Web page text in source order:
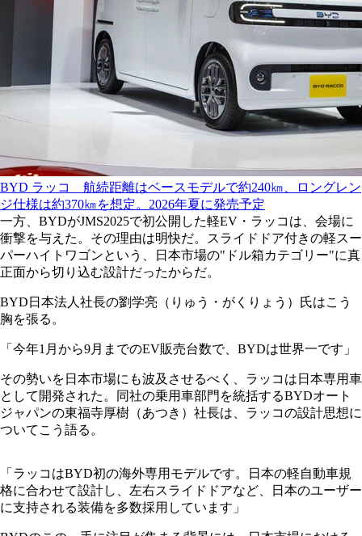
BYD ラッコ 航続距離はベースモデルで約240㎞、ロングレン
ジ仕様は約370㎞を想定。2026年夏に発売予定
一方、BYDがJMS2025で初公開した軽EV・ラッコは、会場に
衝撃を与えた。その理由は明快だ。スライドドア付きの軽スー
パーハイトワゴンという、日本市場の"ドル箱カテゴリー"に真
正面から切り込む設計だったからだ。
BYD日本法人社長の劉学亮（りゅう・がくりょう）氏はこう
胸を張る。
「今年1月から9月までのEV販売台数で、BYDは世界一です」
その勢いを日本市場にも波及させるべく、ラッコは日本専用車
として開発された。同社の乗用車部門を統括するBYDオート
ジャパンの東福寺厚樹（あつき）社長は、ラッコの設計思想に
ついてこう語る。
「ラッコはBYD初の海外専用モデルです。日本の軽自動車規
格に合わせて設計し、左右スライドドアなど、日本のユーザー
に支持される装備を多数採用しています」